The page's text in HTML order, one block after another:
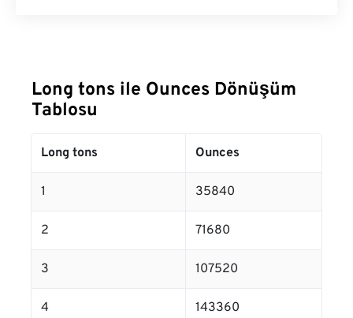
Long tons ile Ounces Dönüşüm
Tablosu
Long tons Ounces
1 35840
2 71680
3 107520
4 143360